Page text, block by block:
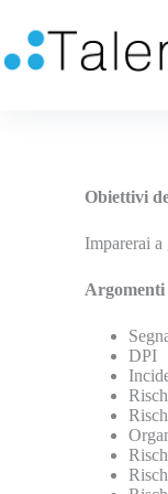
Obiettivi
Imparerai a
DPI